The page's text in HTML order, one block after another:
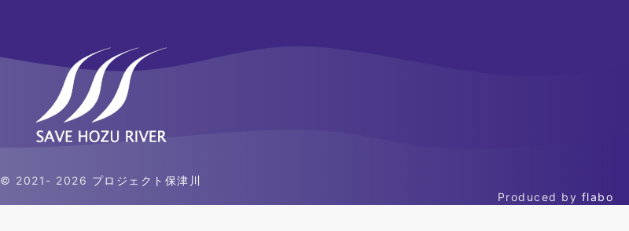
© 2021- 2026 プロジェクト保津川
Produced by flabo